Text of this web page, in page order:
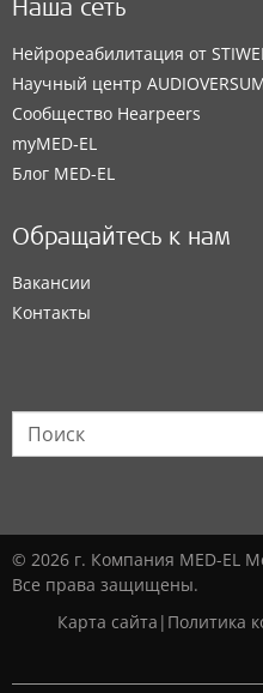
Наша сеть
Нейрореабилитация от
Научный центр
Сообщество Hearpeers
myMED‑EL
Блог MED-EL
Обращайтесь к нам
Вакансии
Контакты
© 2026 г. Компания MED-EL
Все права защищены.
Карта сайта | Политика